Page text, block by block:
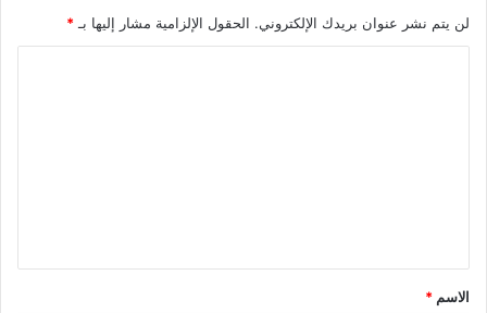
لن يتم نشر عنوان بريدك الإلكتروني. الحقول الإلزامية مشار إليها بـ *
*
الاسم *